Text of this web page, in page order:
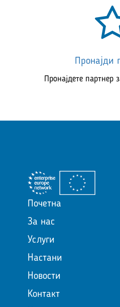
Пронајди
Пронајдете партнер
Почетна
За нас
Услуги
Настани
Новости
Контакт